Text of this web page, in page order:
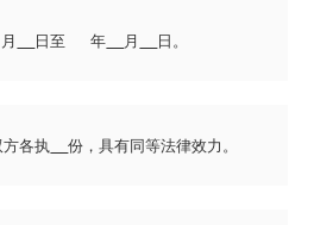
日至       年 月 日。
方各执 份，具有同等法律效力。